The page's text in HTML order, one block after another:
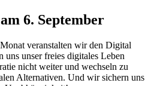
6. September
veranstalten wir den Digital
uns unser freies digitales Leben
nicht weiter und wechseln zu
Alternativen. Und wir sichern uns